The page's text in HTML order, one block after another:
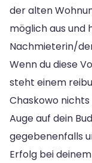
der alten
möglich aus und
Nachmieterin/
Wenn du diese
steht einem
Chaskowo
Auge auf dein
gegebenenfalls
Erfolg bei